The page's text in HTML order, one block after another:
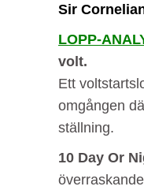
Sir
LOPP-
volt.
Ett
omgången
ställning.
10 Day Or